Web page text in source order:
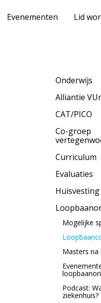
Evenementen Lid
Onderwijs
Alliantie
CAT/PICO
Co-groep
Curriculum
Evaluaties
Huisvesting
Mogelijke
Masters na
Podcast:
ziekenhuis?